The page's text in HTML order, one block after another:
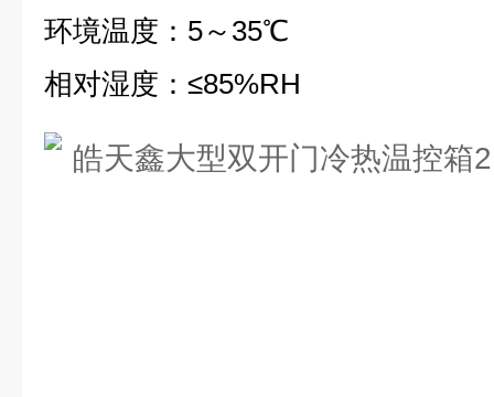
环境温度 ： 5～ 35℃
相对湿度 ：≤85%RH